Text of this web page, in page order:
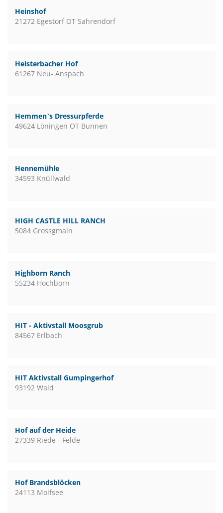
Heinshof
21272 Egestorf OT Sahrendorf
Heisterbacher Hof
61267 Neu- Anspach
Hemmen`s Dressurpferde
49624 Löningen OT Bunnen
Hennemühle
34593 Knüllwald
HIGH CASTLE HILL RANCH
5084 Grossgmain
Highborn Ranch
55234 Hochborn
HIT - Aktivstall Moosgrub
84567 Erlbach
HIT Aktivstall Gumpingerhof
93192 Wald
Hof auf der Heide
27339 Riede - Felde
Hof Brandsblöcken
24113 Molfsee